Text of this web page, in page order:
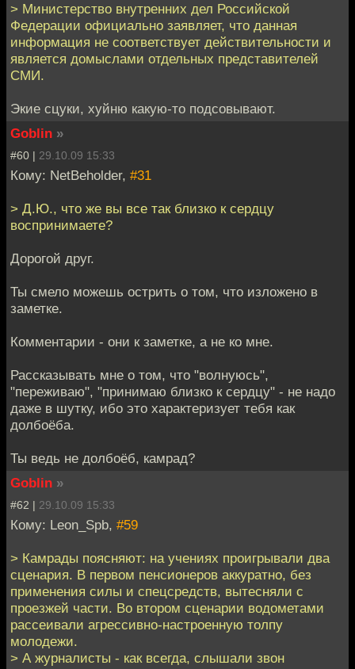
> Министерство внутренних дел Российской
Федерации официально заявляет, что данная
информация не соответствует действительности и
является домыслами отдельных представителей
СМИ.
Экие сцуки, хуйню какую-то подсовывают.
Goblin »
#60 | 29.10.09 15:33
Кому: NetBeholder, #31
> Д.Ю., что же вы все так близко к сердцу
воспринимаете?
Дорогой друг.
Ты смело можешь острить о том, что изложено в
заметке.
Комментарии - они к заметке, а не ко мне.
Рассказывать мне о том, что "волнуюсь",
"переживаю", "принимаю близко к сердцу" - не надо
даже в шутку, ибо это характеризует тебя как
долбоёба.
Ты ведь не долбоёб, камрад?
Goblin »
#62 | 29.10.09 15:33
Кому: Leon_Spb, #59
> Камрады поясняют: на учениях проигрывали два
сценария. В первом пенсионеров аккуратно, без
применения силы и спецсредств, вытесняли с
проезжей части. Во втором сценарии водометами
рассеивали агрессивно-настроенную толпу
молодежи.
> А журналисты - как всегда, слышали звон